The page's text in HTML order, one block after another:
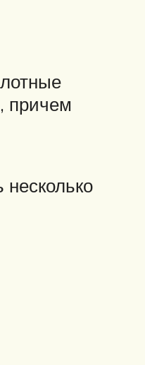
причем